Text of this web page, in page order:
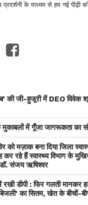
के माध्यम से हम नई पीढ़ी
की जी-हुजूरी में DEO विवेक
में गूँजा जागरूकता का
को मज़ाक बना दिया जिला
रहे हैं स्वास्थ्य विभाग के
संजय ऋषिश्वर
डीपी : फिर गलती मानकर
का सितम, खेत के बीचों-